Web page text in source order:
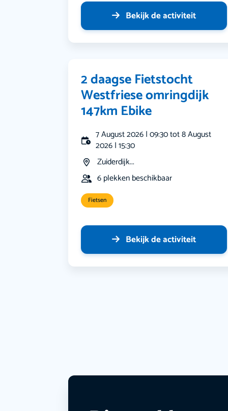
Bekijk de activiteit
2 daagse Fietstocht
Westfriese omringdijk
147km Ebike
7 August 2026 | 09:30 tot 8 August
2026 | 15:30
Zuiderdijk...
6 plekken beschikbaar
Fietsen
Bekijk de activiteit